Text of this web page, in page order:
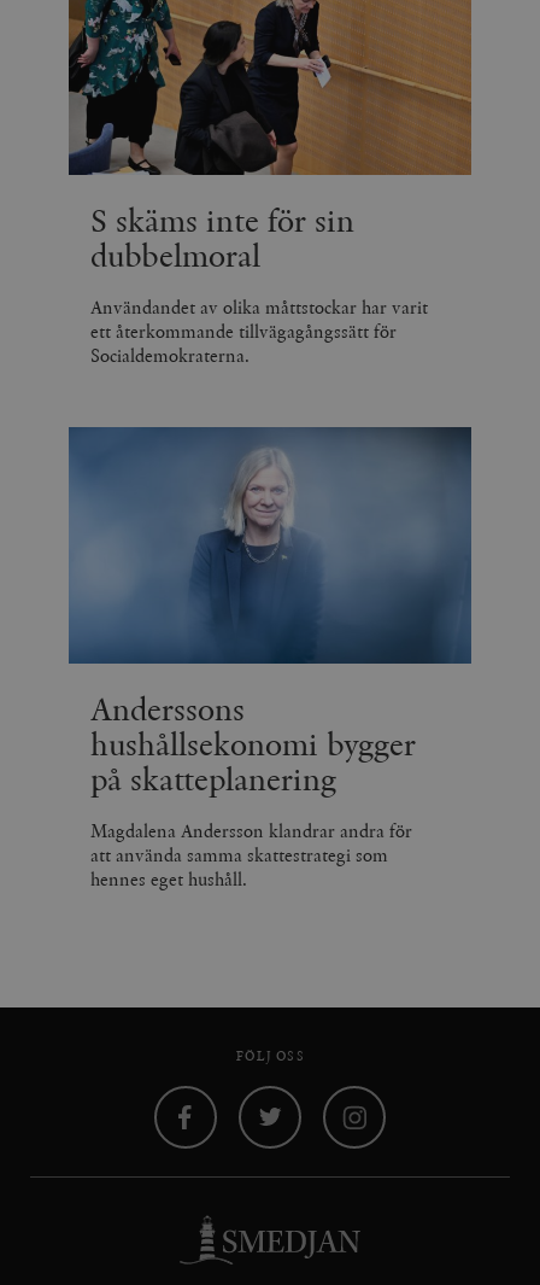
S skäms inte för sin
dubbelmoral
Användandet av olika måttstockar har varit
ett återkommande tillvägagångssätt för
Socialdemokraterna.
Anderssons
hushållsekonomi bygger
på skatteplanering
Magdalena Andersson klandrar andra för
att använda samma skattestrategi som
hennes eget hushåll.
FÖLJ OSS